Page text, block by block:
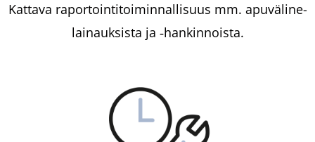
Kattava raportointi­toiminnallisuus mm. apuväline­
lainauksista ja ‑hankinnoista.